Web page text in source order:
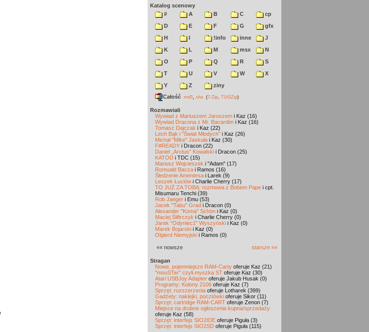
Katalog scenowy
#
A B C
cp
D
E F G
gfx
H
I !info inne
J
K
L M msx
N
O
P Q R
S
T
U V W
X
Y
Z
ziny
Całość md5 sha (7-Zip TUGZip)
Rozmawiali
Wywiad z Mariuszem Jaroszem i Kaz (16)
Wywiad Dracona z Mr. Bacardim i Kaz (16)
Tomasz Dajczak i Kaz (22)
Lech Bąk i "Świat Młodych" i Kaz (26)
Michał "Mike" Jaskuła i Kaz (30)
F#READY i Dracon (22)
Daniel „Arctus” Kowalski i Dracon (25)
KATOD i TDC (15)
Mariusz Wojcieszek i "Adam" (17)
Romuald Bacza i Ramos (16)
Śledzenie Amentesa i Larek (9)
Leszek Łuciów i Charlie Cherry (17)
TO JUŻ ZA TOBĄ: rozmowa z Bobem Pape i cpt.
Misumaru Tenchi (39)
Rob Jaeger i Emu (53)
Jacek "Tabu" Grad i Dracon (0)
Alexander "Koma" Schön i Kaz (0)
Maciej Ślifirczyk i Charlie Cherry (0)
Jarek "Odyniec1" Wyszyński i Kaz (0)
Marek Bojarski i Kaz (0)
Olgierd Niemyjski i Ramos (0)
«« nowsze starsze »»
Stragan
Nowe, pojemniejsze RAM-Carty oferuje Kaz (21)
"mouSTer" czyli myszka ST oferuje Kaz (30)
Atari USBJoy Adapter oferuje Jakub Husak (0)
Programy: Kolony 2106 oferuje Kaz (7)
Sprzęt: rozszerzenia oferuje Lotharek (399)
Gadżety: naklejki, pocztówki oferuje Sikor (11)
Sprzęt: cartridge RAM-CART oferuje Zenon (7)
Miejsce na drobne ogłoszenia kupna/sprzedaży
oferuje Kaz (58)
Sprzęt: interfejs SIO2IDE oferuje Piguła (3)
Sprzęt: interfejs SIO2SD oferuje Piguła (115)